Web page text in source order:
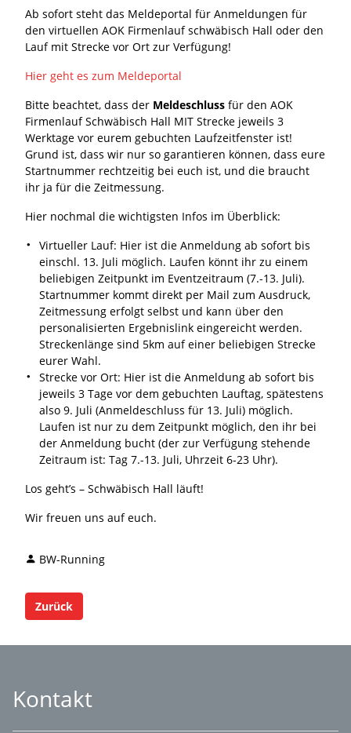
Ab sofort steht das Meldeportal für Anmeldungen für
den virtuellen AOK Firmenlauf schwäbisch Hall oder den
Lauf mit Strecke vor Ort zur Verfügung!
Hier geht es zum Meldeportal
Bitte beachtet, dass der Meldeschluss für den AOK
Firmenlauf Schwäbisch Hall MIT Strecke jeweils 3
Werktage vor eurem gebuchten Laufzeitfenster ist!
Grund ist, dass wir nur so garantieren können, dass eure
Startnummer rechtzeitig bei euch ist, und die braucht
ihr ja für die Zeitmessung.
Hier nochmal die wichtigsten Infos im Überblick:
Virtueller Lauf: Hier ist die Anmeldung ab sofort bis
einschl. 13. Juli möglich. Laufen könnt ihr zu einem
beliebigen Zeitpunkt im Eventzeitraum (7.-13. Juli).
Startnummer kommt direkt per Mail zum Ausdruck,
Zeitmessung erfolgt selbst und kann über den
personalisierten Ergebnislink eingereicht werden.
Streckenlänge sind 5km auf einer beliebigen Strecke
eurer Wahl.
Strecke vor Ort: Hier ist die Anmeldung ab sofort bis
jeweils 3 Tage vor dem gebuchten Lauftag, spätestens
also 9. Juli (Anmeldeschluss für 13. Juli) möglich.
Laufen ist nur zu dem Zeitpunkt möglich, den ihr bei
der Anmeldung bucht (der zur Verfügung stehende
Zeitraum ist: Tag 7.-13. Juli, Uhrzeit 6-23 Uhr).
Los geht’s – Schwäbisch Hall läuft!
Wir freuen uns auf euch.
BW-Running
Zurück
Kontakt